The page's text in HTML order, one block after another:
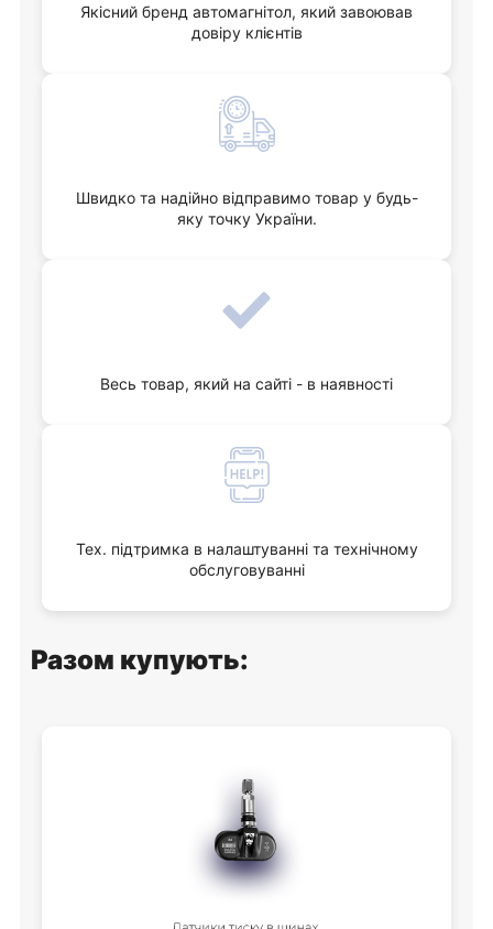
Якісний бренд автомагнітол, який завоював
довіру клієнтів
Швидко та надійно відправимо товар у будь-
яку точку України.
Весь товар, який на сайті - в наявності
Тех. підтримка в налаштуванні та технічному
обслуговуванні
Разом купують: